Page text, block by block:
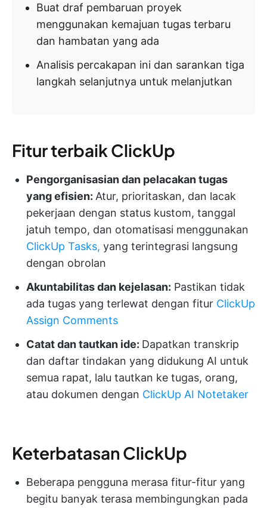
Buat draf pembaruan proyek
menggunakan kemajuan tugas terbaru
dan hambatan yang ada
Analisis percakapan ini dan sarankan tiga
langkah selanjutnya untuk melanjutkan
Fitur terbaik ClickUp
Pengorganisasian dan pelacakan tugas
yang efisien: Atur, prioritaskan, dan lacak
pekerjaan dengan status kustom, tanggal
jatuh tempo, dan otomatisasi menggunakan
ClickUp Tasks, yang terintegrasi langsung
dengan obrolan
Akuntabilitas dan kejelasan: Pastikan tidak
ada tugas yang terlewat dengan fitur ClickUp
Assign Comments
Catat dan tautkan ide: Dapatkan transkrip
dan daftar tindakan yang didukung AI untuk
semua rapat, lalu tautkan ke tugas, orang,
atau dokumen dengan ClickUp AI Notetaker
Keterbatasan ClickUp
Beberapa pengguna merasa fitur-fitur yang
begitu banyak terasa membingungkan pada